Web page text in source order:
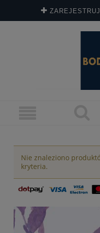
Nie znaleziono
kryteria.